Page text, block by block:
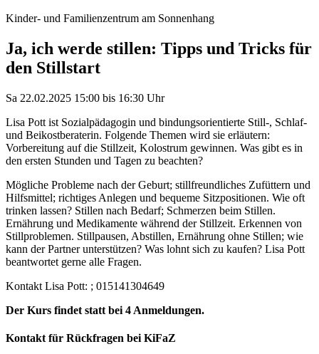
Kinder- und Familienzentrum am Sonnenhang
Ja, ich werde stillen: Tipps und Tricks für
den Stillstart
Sa 22.02.2025 15:00 bis 16:30 Uhr
Lisa Pott ist Sozialpädagogin und bindungsorientierte Still-, Schlaf-
und Beikostberaterin. Folgende Themen wird sie erläutern:
Vorbereitung auf die Stillzeit, Kolostrum gewinnen. Was gibt es in
den ersten Stunden und Tagen zu beachten?
Mögliche Probleme nach der Geburt; stillfreundliches Zufüttern und
Hilfsmittel; richtiges Anlegen und bequeme Sitzpositionen. Wie oft
trinken lassen? Stillen nach Bedarf; Schmerzen beim Stillen.
Ernährung und Medikamente während der Stillzeit. Erkennen von
Stillproblemen. Stillpausen, Abstillen, Ernährung ohne Stillen; wie
kann der Partner unterstützen? Was lohnt sich zu kaufen? Lisa Pott
beantwortet gerne alle Fragen.
Kontakt Lisa Pott: ; 015141304649
Der Kurs findet statt bei 4 Anmeldungen.
Kontakt für Rückfragen bei KiFaZ